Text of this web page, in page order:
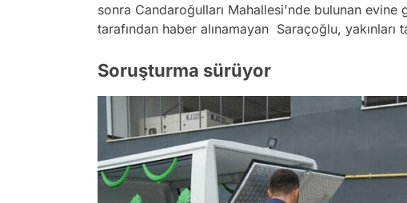
sonra Candaroğulları Mahallesi'nde bulunan evine
tarafından haber alınamayan Saraçoğlu, yakınları
Soruşturma sürüyor